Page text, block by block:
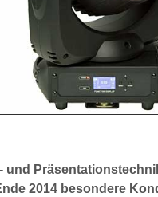
und
2014 besondere